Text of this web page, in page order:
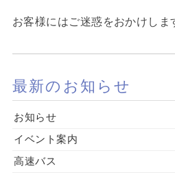
お客様にはご迷惑をおかけしま
最新のお知らせ
お知らせ
イベント案内
高速バス